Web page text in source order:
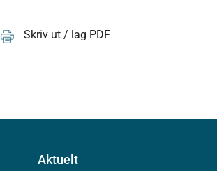
Skriv ut / lag PDF
Aktuelt